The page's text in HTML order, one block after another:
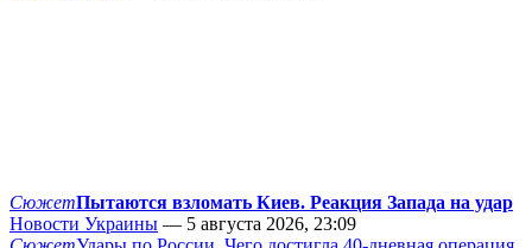
СюжетПытаются взломать Киев. Реакция Запада на удар
Новости Украины — 5 августа 2026, 23:09